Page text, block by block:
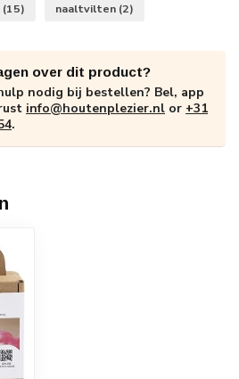
(15) naaltvilten (2)
over dit product?
nodig bij bestellen? Bel, app
info@houtenplezier.nl or +31
.